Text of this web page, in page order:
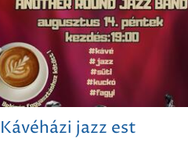
Kávéházi jazz est